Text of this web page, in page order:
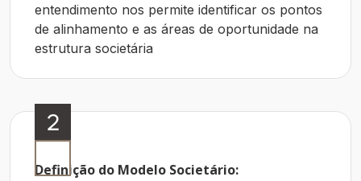
entendimento nos permite identificar os pontos
de alinhamento e as áreas de oportunidade na
estrutura societária
2
Definição do Modelo Societário: